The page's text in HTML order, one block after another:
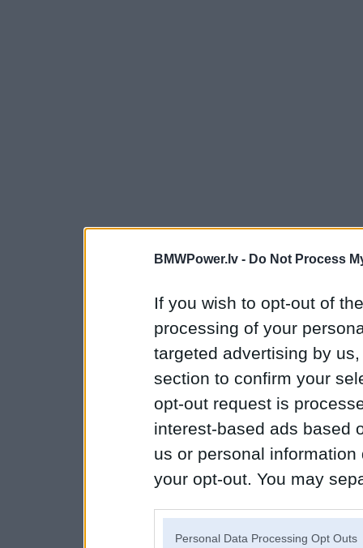
BMWPower.lv - Do Not Process
If you wish to opt-out of
processing of your
targeted advertising by
section to confirm your
opt-out request is
interest-based ads based
us or personal
your opt-out. You may
Personal Data Processing Opt Outs